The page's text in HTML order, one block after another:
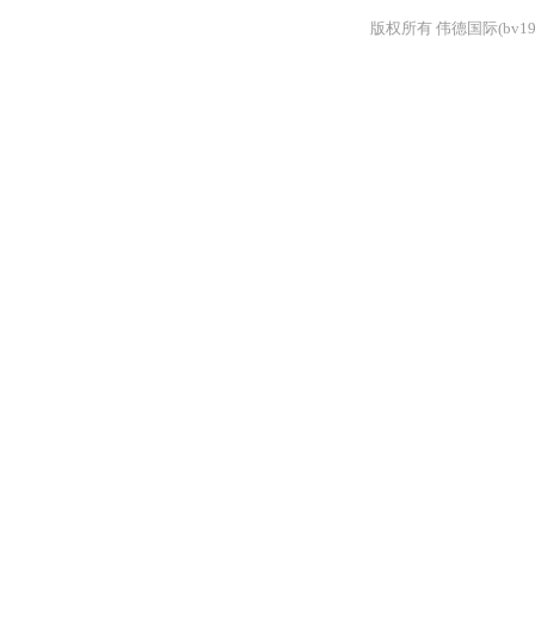
版权所有 伟德国际